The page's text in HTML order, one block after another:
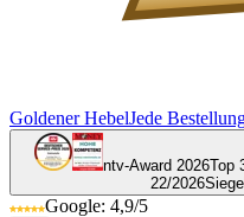
Goldener HebelJede
ntv-Award 2026Top
22/2026
Google: 4,9/5